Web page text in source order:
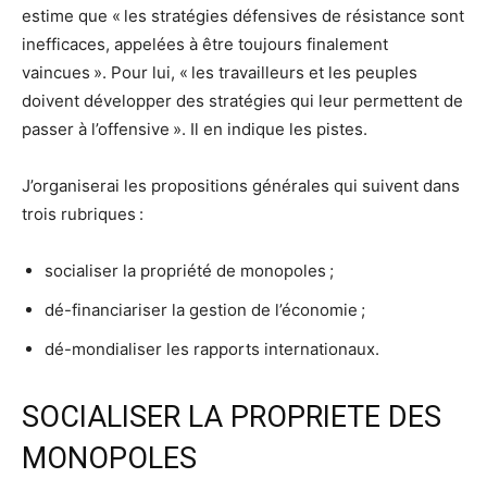
estime que « les stratégies défensives de résistance sont
inefficaces, appelées à être toujours finalement
vaincues ». Pour lui, « les travailleurs et les peuples
doivent développer des stratégies qui leur permettent de
passer à l’offensive ». Il en indique les pistes.
J’organiserai les propositions générales qui suivent dans
trois rubriques :
socialiser la propriété de monopoles ;
dé-financiariser la gestion de l’économie ;
dé-mondialiser les rapports internationaux.
SOCIALISER LA PROPRIETE DES
MONOPOLES